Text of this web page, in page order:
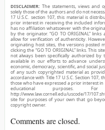
DISCLAIMER: The statements, views and
solely those of the authors and do not
17 U.S.C. section 107, this material is
prior interest in receiving the included
has no affiliation whatsoever with the
by the originator. “GO TO ORIGINAL”
allow for verification of authenticity.
originating host sites, the versions posted
clicking the “GO TO ORIGINAL” links. This
not always been specifically authorized
available in our efforts to advance
economic, democracy, scientific, and social
of any such copyrighted material as
accordance with Title 17 U.S.C. Section
those who have expressed a prior interest
educational purposes.
http://www.law.cornell.edu/uscode/17/
site for purposes of your own that go
copyright owner.
Comments are closed.